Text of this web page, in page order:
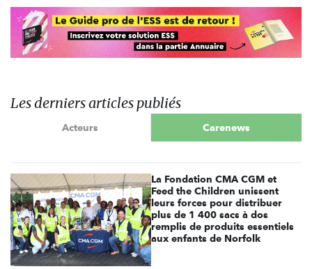
Les derniers articles publiés
Acteurs Carenews
La Fondation CMA CGM et
Feed the Children unissent
leurs forces pour distribuer
plus de 1 400 sacs à dos
remplis de produits essentiels
aux enfants de Norfolk